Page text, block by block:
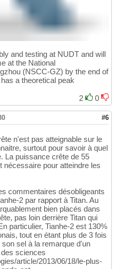
and testing at NUDT and will
at the National
(NSCC-GZ) by the end of
a theoretical peak
2
0
#6
n'est pas atteignable sur le
surtout pour savoir à quel
La puissance crête de 55
nécessaire pour atteindre les
commentaires désobligeants
2 par rapport à Titan. Au
bien placés dans
pas loin derrière Titan qui
particulier, Tianhe-2 est 130%
tout en étant plus de 3 fois
sel à la remarque d'un
sciences
article/2013/06/18/le-plus-